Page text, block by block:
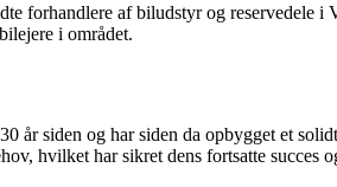
forhandlere af biludstyr og reservedele
i området.
år siden og har siden da opbygget et
hvilket har sikret dens fortsatte succes